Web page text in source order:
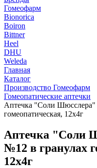
Гомеофарм
Bionorica
Boiron
Bittner
Heel
DHU
Weleda
Главная
Каталог
Производство Гомеофарм
Гомеопатические аптечки
Аптечка "Соли Шюсслера"
гомеопатическая, 12х4г
Аптечка "Соли
№12 в гранулах
12х4г